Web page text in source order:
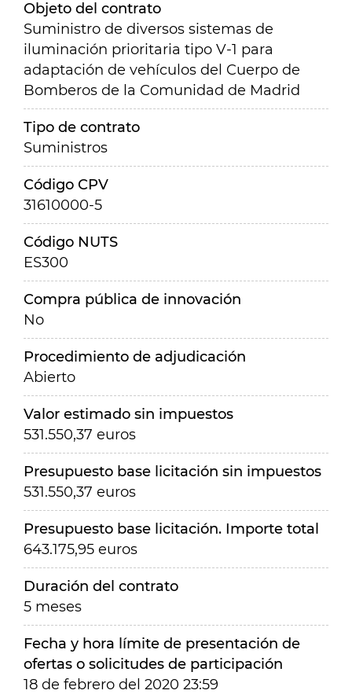
Objeto del contrato
Suministro de diversos sistemas de
iluminación prioritaria tipo V-1 para
adaptación de vehículos del Cuerpo de
Bomberos de la Comunidad de Madrid
Tipo de contrato
Suministros
Código CPV
31610000-5
Código NUTS
ES300
Compra pública de innovación
No
Procedimiento de adjudicación
Abierto
Valor estimado sin impuestos
531.550,37 euros
Presupuesto base licitación sin impuestos
531.550,37 euros
Presupuesto base licitación. Importe total
643.175,95 euros
Duración del contrato
5 meses
Fecha y hora límite de presentación de
ofertas o solicitudes de participación
18 de febrero del 2020 23:59